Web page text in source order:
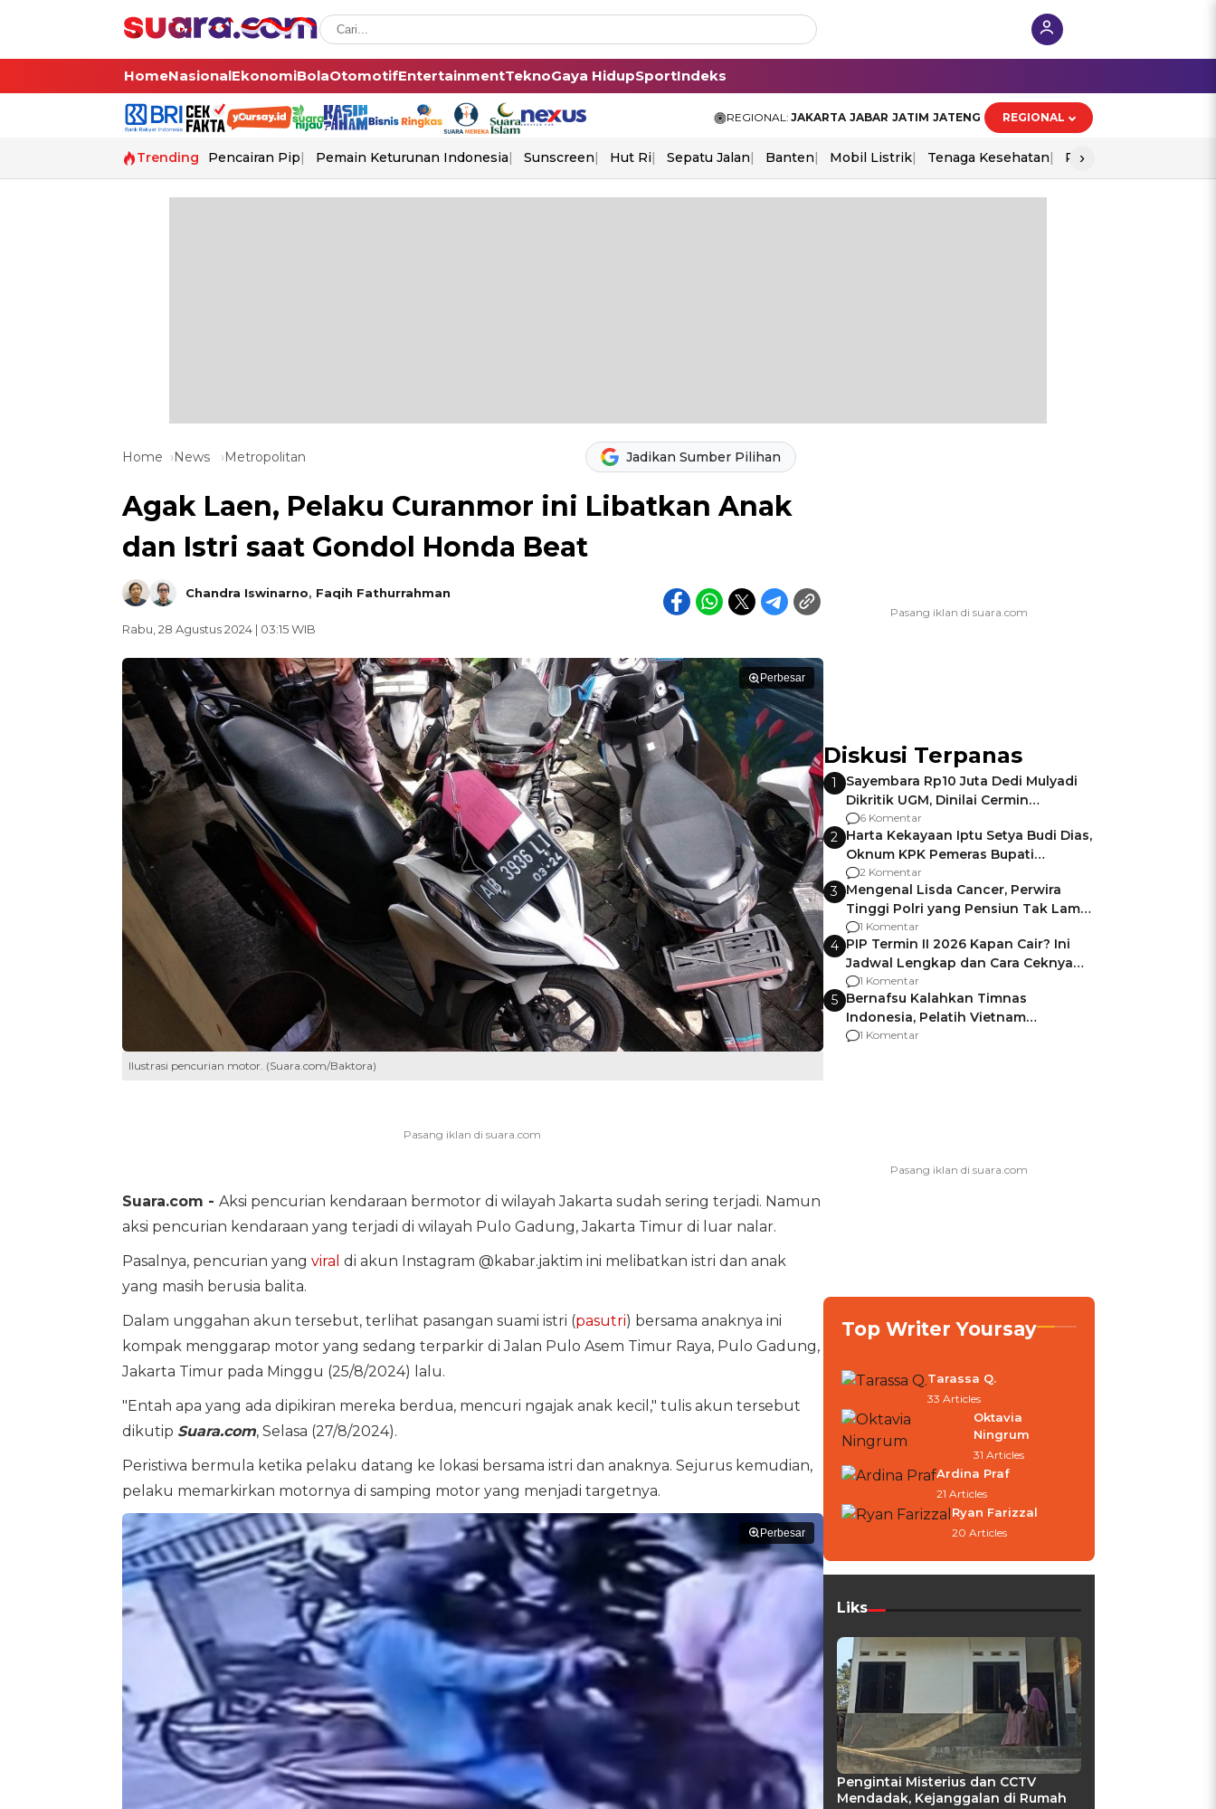
HomeNasionalEkonomiBolaOtomotifEntertainmentTeknoGaya HidupSportIndeks
REGIONAL: JAKARTA JABAR JATIM JATENG REGIONAL
Trending Pencairan Pip Pemain Keturunan Indonesia Sunscreen Hut Ri Sepatu Jalan Banten Mobil Listrik Tenaga Kesehatan Perang As-Iran
›
Home News Metropolitan Jadikan Sumber Pilihan
Agak Laen, Pelaku Curanmor ini Libatkan Anak
dan Istri saat Gondol Honda Beat
Chandra Iswinarno, Faqih Fathurrahman
Rabu, 28 Agustus 2024 | 03:15 WIB
Perbesar
Ilustrasi pencurian motor. (Suara.com/Baktora)
Suara.com - Aksi pencurian kendaraan bermotor di wilayah Jakarta sudah sering terjadi. Namun
aksi pencurian kendaraan yang terjadi di wilayah Pulo Gadung, Jakarta Timur di luar nalar.
Pasalnya, pencurian yang viral di akun Instagram @kabar.jaktim ini melibatkan istri dan anak
yang masih berusia balita.
Dalam unggahan akun tersebut, terlihat pasangan suami istri (pasutri) bersama anaknya ini
kompak menggarap motor yang sedang terparkir di Jalan Pulo Asem Timur Raya, Pulo Gadung,
Jakarta Timur pada Minggu (25/8/2024) lalu.
"Entah apa yang ada dipikiran mereka berdua, mencuri ngajak anak kecil," tulis akun tersebut
dikutip Suara.com, Selasa (27/8/2024).
Peristiwa bermula ketika pelaku datang ke lokasi bersama istri dan anaknya. Sejurus kemudian,
pelaku memarkirkan motornya di samping motor yang menjadi targetnya.
Perbesar
Diskusi Terpanas
1
Sayembara Rp10 Juta Dedi Mulyadi
Dikritik UGM, Dinilai Cermin
Gagalnya Negara Jamin Keamanan
6 Komentar
2 Harta Kekayaan Iptu Setya Budi Dias,
Oknum KPK Pemeras Bupati
Pemalang
2 Komentar
3 Mengenal Lisda Cancer, Perwira
Tinggi Polri yang Pensiun Tak Lama
Usai Jadi Brigjen
1 Komentar
4 PIP Termin II 2026 Kapan Cair? Ini
Jadwal Lengkap dan Cara Ceknya
agar Dana Tidak Hangus!
1 Komentar
5 Bernafsu Kalahkan Timnas
Indonesia, Pelatih Vietnam
Berencana Pakai Jimat di Pakansari
1 Komentar
Top Writer Yoursay
Tarassa Q.
33 Articles
Oktavia
Ningrum
31 Articles
Ardina Praf
21 Articles
Ryan Farizzal
20 Articles
Liks
Pengintai Misterius dan CCTV
Mendadak, Kejanggalan di Rumah